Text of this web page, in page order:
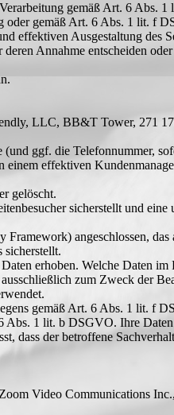
gemäß Art. 6 Abs.
oder gemäß Art. 6 Abs. 1 lit. f
effektiven Ausgestaltung des
Annahme entscheiden
LLC, BB&T Tower, 271
ggf. die Telefonnummer,
einem effektiven
gelöscht.
sicherstellt und eine
angeschlossen, das
sicherstellt.
erhoben. Welche Daten im
zum Zweck der
gemäß Art. 6 Abs. 1 lit. f
Abs. 1 lit. b DSGVO. Ihre
dass der betroffene
Video Communications